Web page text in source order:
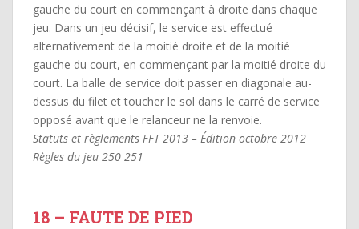
gauche du court en commençant à droite dans chaque
jeu. Dans un jeu décisif, le service est effectué
alternativement de la moitié droite et de la moitié
gauche du court, en commençant par la moitié droite du
court. La balle de service doit passer en diagonale au-
dessus du filet et toucher le sol dans le carré de service
opposé avant que le relanceur ne la renvoie.
Statuts et règlements FFT 2013 – Édition octobre 2012
Règles du jeu 250 251
18 – FAUTE DE PIED